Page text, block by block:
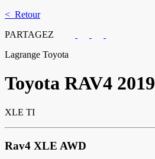
< Retour
PARTAGEZ
Lagrange Toyota
Toyota RAV4 2019
XLE TI
Rav4 XLE AWD